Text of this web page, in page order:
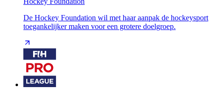
De Hockey Foundation wil met haar aanpak de hockeysport
toegankelijker maken voor een grotere doelgroep.